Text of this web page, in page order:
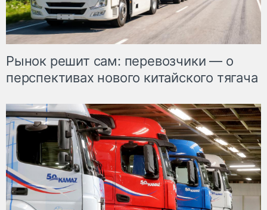
Рынок решит сам: перевозчики — о
перспективах нового китайского тягача